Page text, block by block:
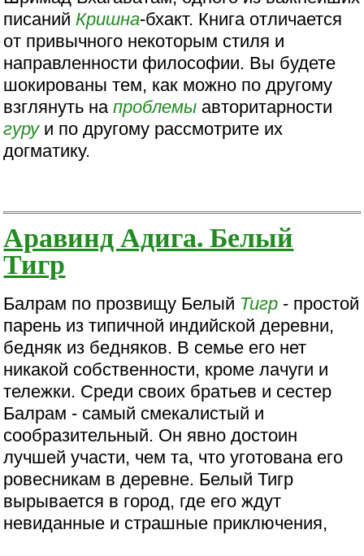
писанийКришна-бхакт. Книга отличается
от привычного некоторым стиля и
направленности философии. Вы будете
шокированы тем, как можно по другому
взглянуть напроблемы авторитарности
гуруи по другому рассмотрите их
догматику.
Аравинд Адига. Белый
Тигр
Балрам по прозвищу Белый Тигр - простой
парень из типичной индийской деревни,
бедняк из бедняков. В семье его нет
никакой собственности, кроме лачуги и
тележки. Среди своих братьев и сестер
Балрам - самый смекалистый и
сообразительный. Он явно достоин
лучшей участи, чем та, что уготована его
ровесникам в деревне. Белый Тигр
вырывается в город, где его ждут
невиданные и страшные приключения,